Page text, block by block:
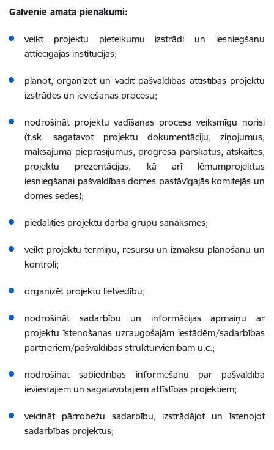
Galvenie amata pienākumi:
veikt projektu pieteikumu izstrādi un iesniegšanu
attiecīgajās institūcijās;
plānot, organizēt un vadīt pašvaldības attīstības projektu
izstrādes un ieviešanas procesu;
nodrošināt projektu vadīšanas procesa veiksmīgu norisi
(t.sk. sagatavot projektu dokumentāciju, ziņojumus,
maksājuma pieprasījumus, progresa pārskatus, atskaites,
projektu prezentācijas, kā arī lēmumprojektus
iesniegšanai pašvaldības domes pastāvīgajās komitejās un
domes sēdēs);
piedalīties projektu darba grupu sanāksmēs;
veikt projektu termiņu, resursu un izmaksu plānošanu un
kontroli;
organizēt projektu lietvedību;
nodrošināt sadarbību un informācijas apmaiņu ar
projektu īstenošanas uzraugošajām iestādēm/sadarbības
partneriem/pašvaldības struktūrvienībām u.c.;
nodrošināt sabiedrības informēšanu par pašvaldībā
ieviestajiem un sagatavotajiem attīstības projektiem;
veicināt pārrobežu sadarbību, izstrādājot un īstenojot
sadarbības projektus;